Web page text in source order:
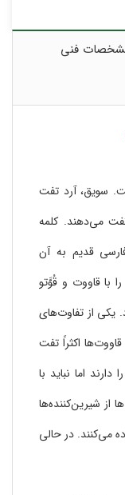
.شامل مخلوط همه
شود.
کنیم و پنکیک‌
فنی
سویق، آرد تفت
می‌دهند. کلمه
قدیم به آن
قاووت و قُوَّتو
یکی از تفاوت‌های
اکثراً تفت‌
اما نباید با
از شیرین‌کننده‌ها
می‌کنند. در حالی